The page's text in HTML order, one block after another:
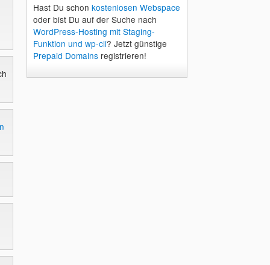
Hast Du schon kostenlosen Webspace
oder bist Du auf der Suche nach
WordPress-Hosting mit Staging-
Funktion und wp-cli? Jetzt günstige
Prepaid Domainsregistrieren!